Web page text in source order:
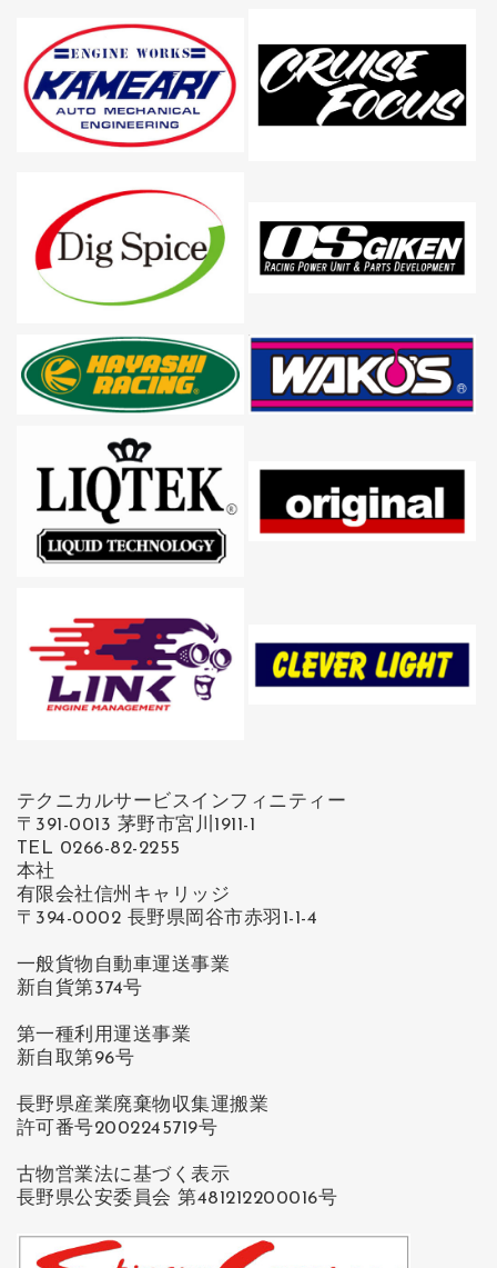
テクニカルサービスインフィニティー
〒391-0013 茅野市宮川1911-1
TEL 0266-82-2255
本社
有限会社信州キャリッジ
〒394-0002 長野県岡谷市赤羽1-1-4
一般貨物自動車運送事業
新自貨第374号
第一種利用運送事業
新自取第96号
長野県産業廃棄物収集運搬業
許可番号2002245719号
古物営業法に基づく表示
長野県公安委員会 第481212200016号